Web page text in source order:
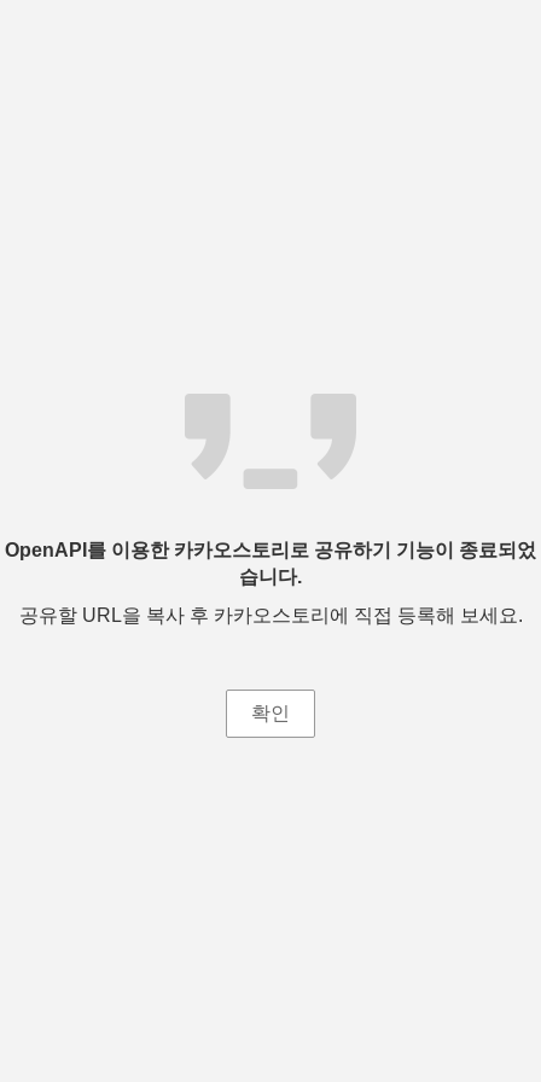
OpenAPI를 이용한 카카오스토리로 공유하기 기능이 종료되었
습니다.
공유할 URL을 복사 후 카카오스토리에 직접 등록해 보세요.
확인